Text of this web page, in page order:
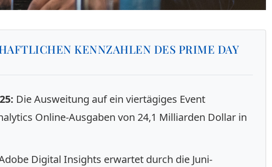
KENNZAHLEN DES PRIME DAY
Die Ausweitung auf ein viertägiges Event
Online-Ausgaben von 24,1 Milliarden Dollar in
Digital Insights erwartet durch die Juni-